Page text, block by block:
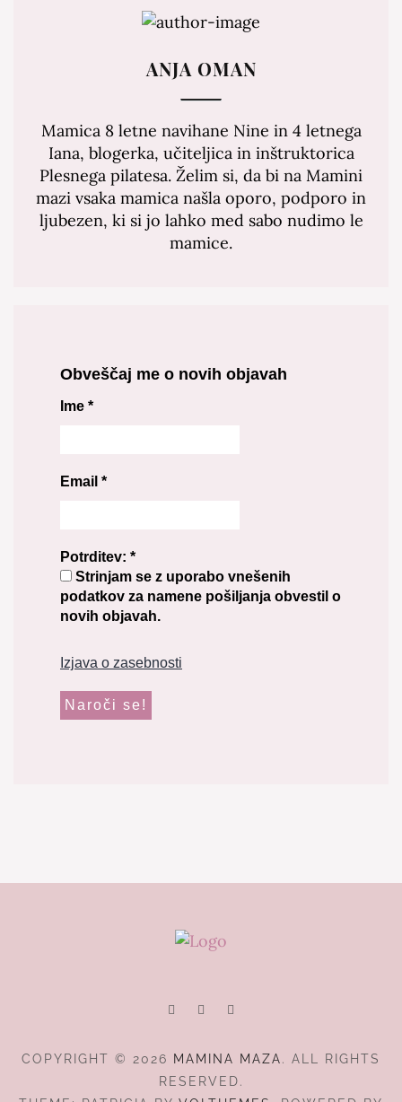
ANJA OMAN
Mamica 8 letne navihane Nine in 4 letnega
Iana, blogerka, učiteljica in inštruktorica
Plesnega pilatesa. Želim si, da bi na Mamini
mazi vsaka mamica našla oporo, podporo in
ljubezen, ki si jo lahko med sabo nudimo le
mamice.
Obveščaj me o novih objavah
Ime *
Email *
Potrditev: *
Strinjam se z uporabo vnešenih
podatkov za namene pošiljanja obvestil o
novih objavah.
Izjava o zasebnosti
COPYRIGHT © 2026 MAMINA MAZA. ALL RIGHTS
RESERVED.